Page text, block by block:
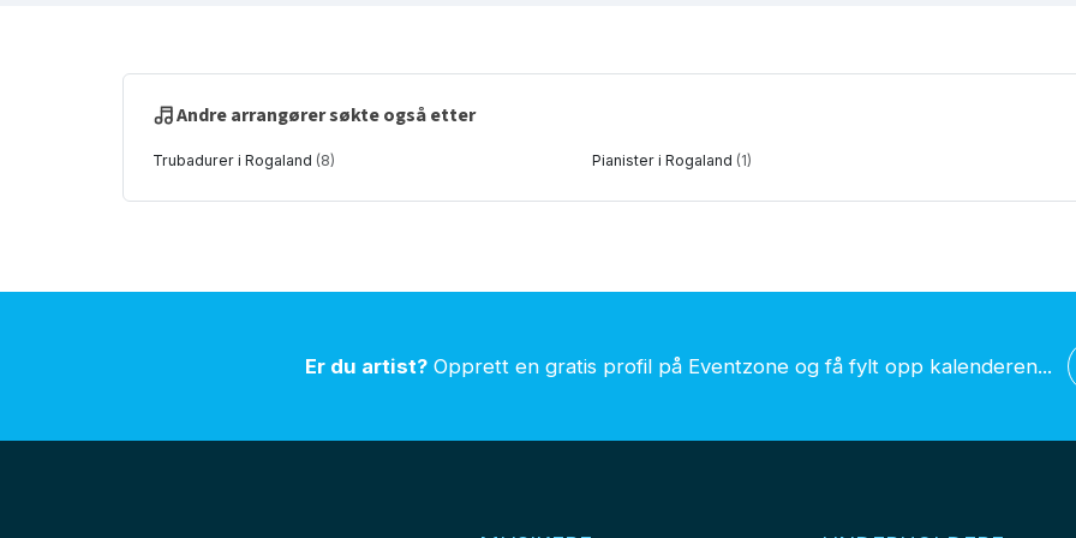
Andre arrangører søkte også etter
Trubadurer i Rogaland (8) Pianister i Rogaland (1)
Er du artist? Opprett en gratis profil på Eventzone og få fylt opp kalenderen...